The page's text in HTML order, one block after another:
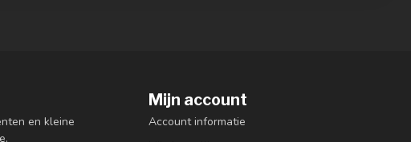
en kleine
Mijn account
Account informatie